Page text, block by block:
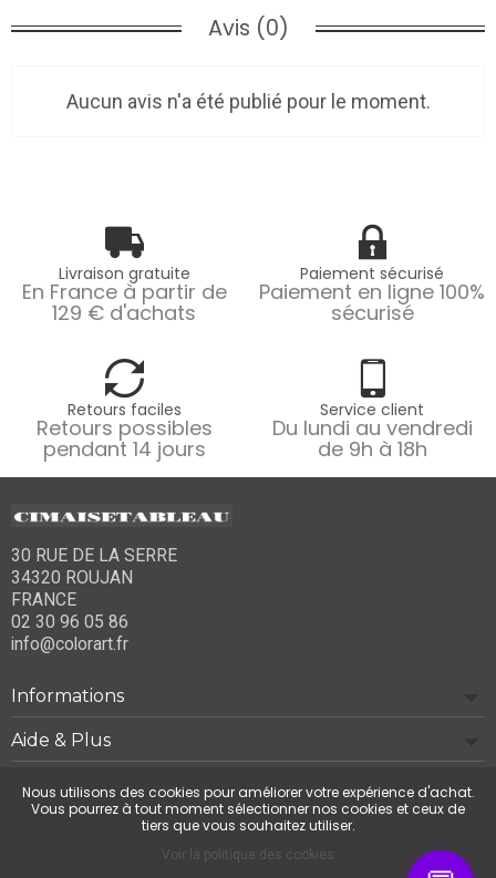
Avis (0)
Aucun avis n'a été publié pour le moment.
Livraison gratuite
En France à partir de
129 € d'achats
Paiement sécurisé
Paiement en ligne 100%
sécurisé
Retours faciles
Retours possibles
pendant 14 jours
Service client
Du lundi au vendredi
de 9h à 18h
30 RUE DE LA SERRE
34320 ROUJAN
FRANCE
02 30 96 05 86
info@colorart.fr
Informations
Aide & Plus
Notre société
Contactez-nous
Nous utilisons des cookies pour améliorer votre expérience d'achat.
Vous pourrez à tout moment sélectionner nos cookies et ceux de
tiers que vous souhaitez utiliser.
Voir la politique des cookies